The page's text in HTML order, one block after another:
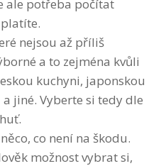
ale potřeba počítat
nejsou až příliš
a to zejména kvůli
kuchyni, japonskou
jiné. Vyberte si tedy dle
co není na škodu.
možnost vybrat si,